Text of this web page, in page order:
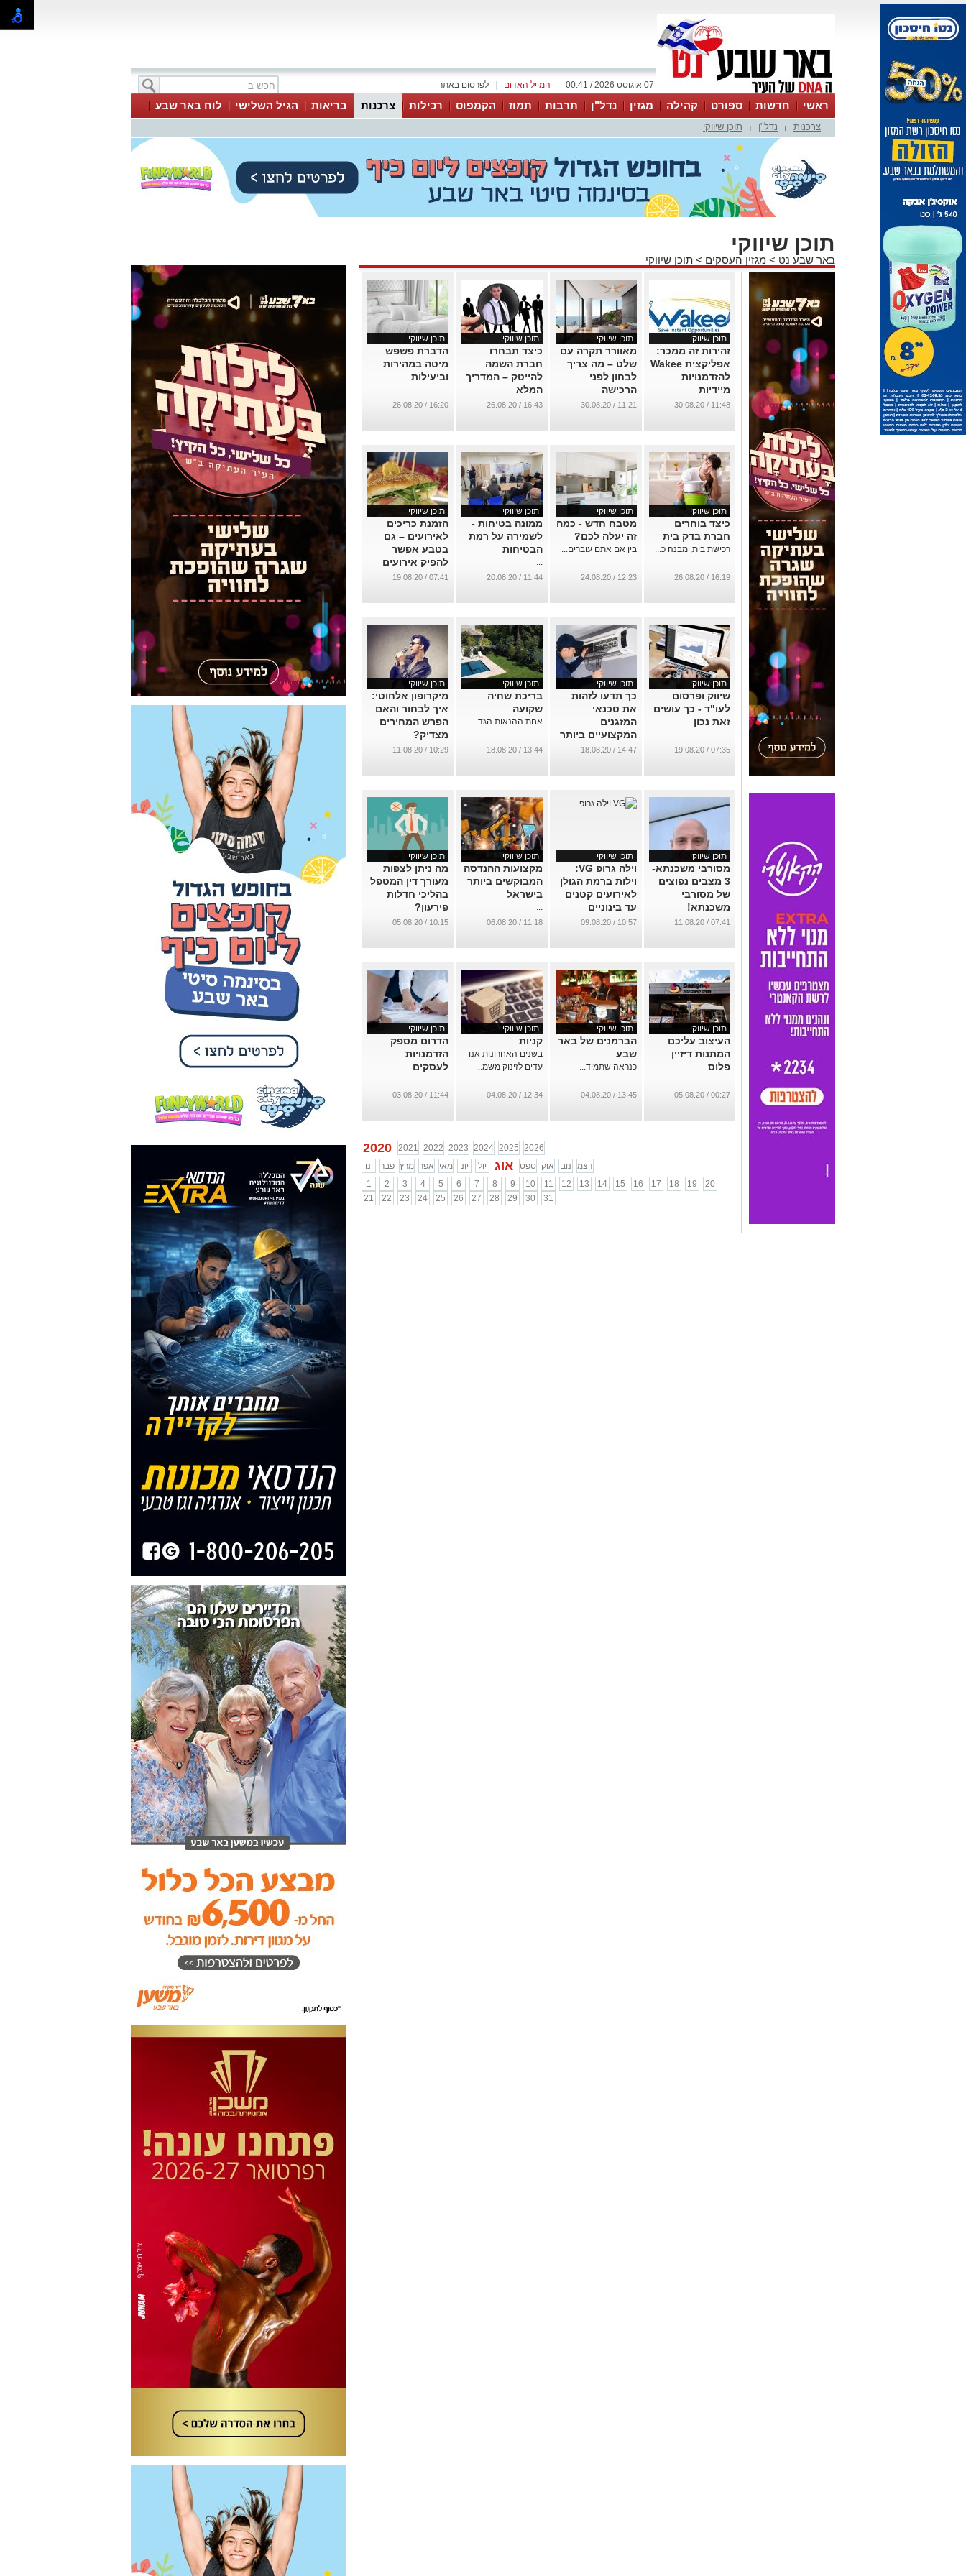
לפרסום באתר המייל האדום 07 אוגוסט 2026 / 00:41
ראשי חדשות ספורט קהילה מגזין נדל"ן תרבות תמוז הקמפוס רכילות צרכנות בריאות הגיל השלישי
לוח באר שבע
עסקים
טיפים והמלצות צרכנות נדל"ן תוכן שיווקי
תוכן שיווקי
באר שבע נט > מגזין העסקים > תוכן שיווקי
תוכן שיווקי
זהירות זה ממכר:
אפליקצית Wakee
להזדמנויות
מיידיות
...
11:48 / 30.08.20
תוכן שיווקי
מאוורר תקרה עם
שלט – מה צריך
לבחון לפני
הרכישה
...
11:21 / 30.08.20
תוכן שיווקי
כיצד תבחרו
חברת השמה
להייטק – המדריך
המלא
...
16:43 / 26.08.20
תוכן שיווקי
הדברת פשפש
מיטה במהירות
וביעילות
...
16:20 / 26.08.20
תוכן שיווקי
כיצד בוחרים
חברת בדק בית
רכישת בית, מבנה כ...
16:19 / 26.08.20
תוכן שיווקי
מטבח חדש - כמה
זה יעלה לכם?
בין אם אתם עוברים...
12:23 / 24.08.20
תוכן שיווקי
ממונה בטיחות -
לשמירה על רמת
הבטיחות
...
11:44 / 20.08.20
תוכן שיווקי
הזמנת כריכים
לאירועים – גם
בטבע אפשר
להפיק אירועים
מדהימים
07:41 / 19.08.20
תוכן שיווקי
שיווק ופרסום
לעו"ד - כך עושים
זאת נכון
...
07:35 / 19.08.20
תוכן שיווקי
כך תדעו לזהות
את טכנאי
המזגנים
המקצועיים ביותר
...
14:47 / 18.08.20
תוכן שיווקי
בריכת שחיה
שקועה
אחת ההנאות הגד...
13:44 / 18.08.20
תוכן שיווקי
מיקרופון אלחוטי:
איך לבחור והאם
הפרש המחירים
מצדיק?
...
10:29 / 11.08.20
תוכן שיווקי
מסורבי משכנתא-
3 מצבים נפוצים
של מסורבי
משכנתא!
...
07:41 / 11.08.20
תוכן שיווקי
וילה גרופ VG:
וילות ברמת הגולן
לאירועים קטנים
עד בינוניים
...
10:57 / 09.08.20
תוכן שיווקי
מקצועות ההנדסה
המבוקשים ביותר
בישראל
...
11:18 / 06.08.20
תוכן שיווקי
מה ניתן לצפות
מעורך דין המטפל
בהליכי חדלות
פירעון?
...
10:15 / 05.08.20
תוכן שיווקי
העיצוב עליכם
המתנות דיזיין
פלוס
...
00:27 / 05.08.20
תוכן שיווקי
הברמנים של באר
שבע
כנראה שתמיד...
13:45 / 04.08.20
תוכן שיווקי
קניות
בשנים האחרונות אנו
עדים לזינוק משמ...
12:34 / 04.08.20
תוכן שיווקי
הדרום מספק
הזדמנויות
לעסקים
...
11:44 / 03.08.20
2020 2021 2022 2023 2024 2025 2026
ינו
פבר מרץ אפר מאי יונ יול אוג ספט אוק נוב
דצמ
1
2 3 4 5 6 7 8 9 10 11 12 13 14 15 16 17 18 19
20
21
22 23 24 25 26 27 28 29 30 31